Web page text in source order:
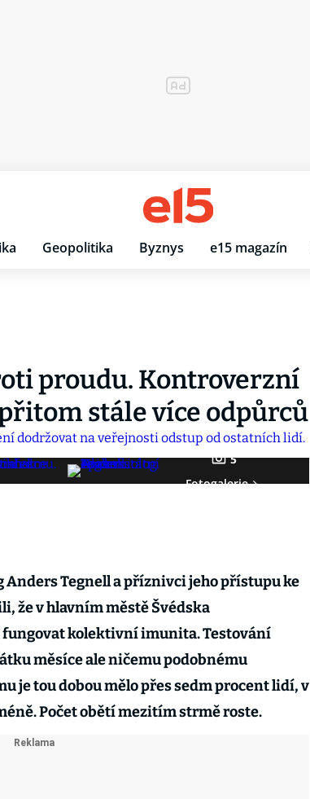
Geopolitika Byznys e15 magazín
proudu. Kontroverzní
stále více odpůrců
5
Fotogalerie
Tegnell a příznivci jeho přístupu ke
že v hlavním městě Švédska
fungovat kolektivní imunita. Testování
měsíce ale ničemu podobnému
je tou dobou mělo přes sedm procent lidí, v
Počet obětí mezitím strmě roste.